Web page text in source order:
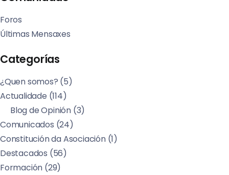
Foros
Últimas Mensaxes
Categorías
¿Quen somos? (5)
Actualidade (114)
Blog de Opinión (3)
Comunicados (24)
Constitución da Asociación(1)
Destacados (56)
Formación (29)